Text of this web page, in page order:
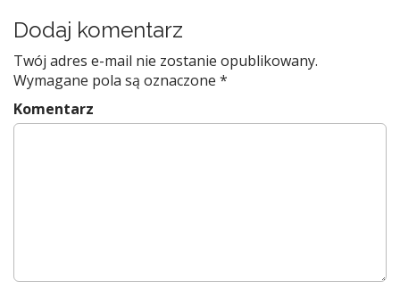
a
v
g
a
Dodaj komentarz
Twój adres e-mail nie zostanie opublikowany.
Wymagane pola są oznaczone *
Komentarz